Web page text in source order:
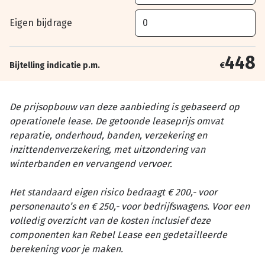
Eigen bijdrage
Bijtelling indicatie p.m. €448
De prijsopbouw van deze aanbieding is gebaseerd op
operationele lease. De getoonde leaseprijs omvat
reparatie, onderhoud, banden, verzekering en
inzittendenverzekering, met uitzondering van
winterbanden en vervangend vervoer.
Het standaard eigen risico bedraagt € 200,- voor
personenauto’s en € 250,- voor bedrijfswagens. Voor een
volledig overzicht van de kosten inclusief deze
componenten kan Rebel Lease een gedetailleerde
berekening voor je maken.